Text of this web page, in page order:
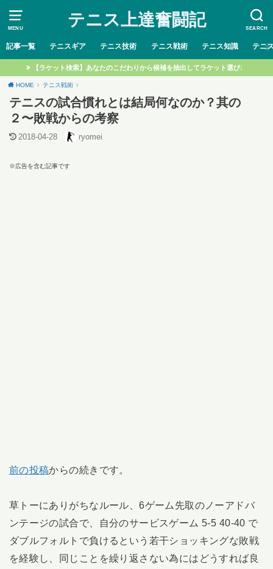
MENU SEARCH
テニス上達奮闘記
記事一覧 テニスギア テニス技術 テニス戦術 テニス知識 テニ
【ラケット検索】あなたのこだわりから候補を抽出してラケット選び♩
HOME テニス戦術
テニスの試合慣れとは結局何なのか？其の
２〜敗戦からの考察
2018-04-28 ryomei
※広告を含む記事です
前の投稿からの続きです。
草トーにありがちなルール、6ゲーム先取のノーアドバ
ンテージの試合で、自分のサービスゲーム 5-5 40-40 で
ダブルフォルトで負けるという若干ショッキングな敗戦
を経験し、同じことを繰り返さない為にはどうすれば良